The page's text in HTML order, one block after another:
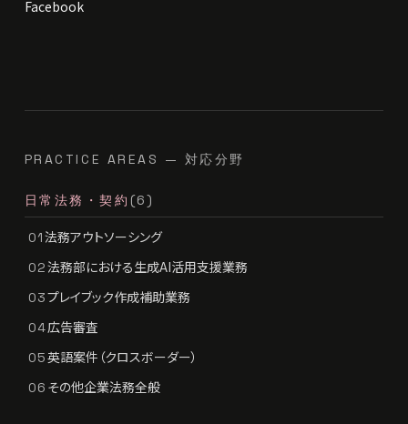
Facebook
PRACTICE AREAS — 対応分野
日常法務・契約 (6)
01法務アウトソーシング
02法務部における生成AI活用支援業務
03プレイブック作成補助業務
04広告審査
05英語案件（クロスボーダー）
06 その他企業法務全般